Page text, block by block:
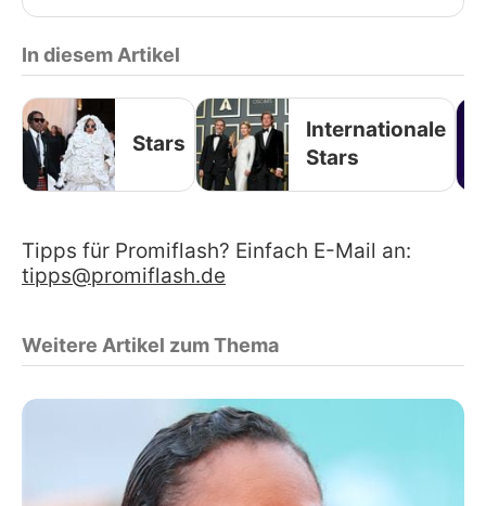
In diesem Artikel
Stars
Internationale
Stars
Tipps für Promiflash? Einfach E-Mail an:
tipps@promiflash.de
Weitere Artikel zum Thema